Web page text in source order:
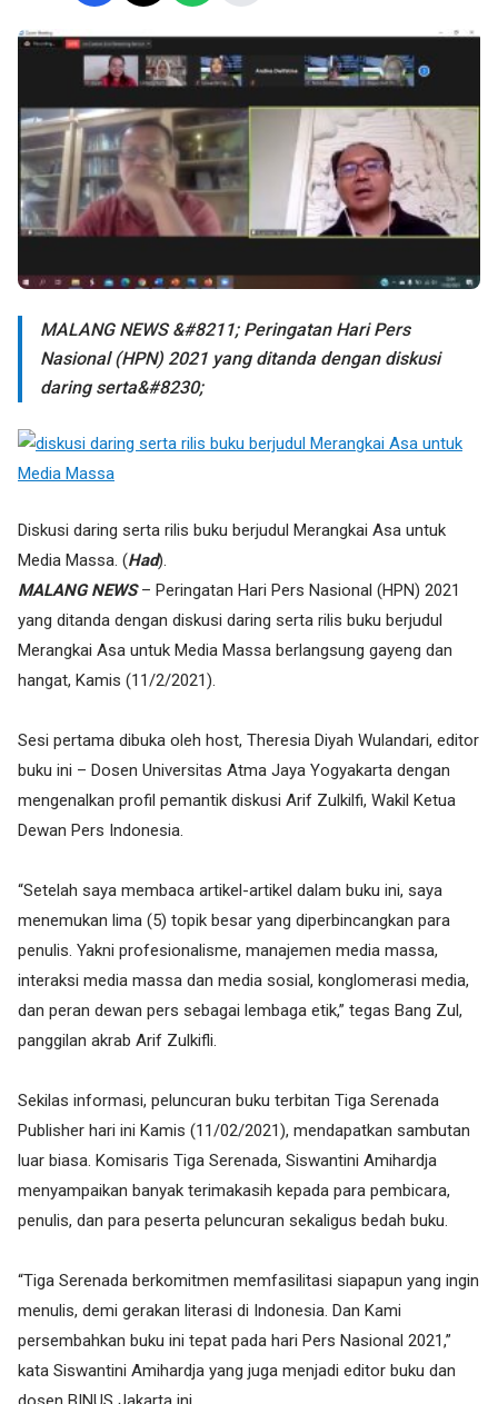
MALANG NEWS &#8211; Peringatan Hari Pers
Nasional (HPN) 2021 yang ditanda dengan diskusi
daring serta&#8230;
Diskusi daring serta rilis buku berjudul Merangkai Asa untuk
Media Massa. (Had).
MALANG NEWS– Peringatan Hari Pers Nasional (HPN) 2021
yang ditanda dengan diskusi daring serta rilis buku berjudul
Merangkai Asa untuk Media Massa berlangsung gayeng dan
hangat, Kamis (11/2/2021).
Sesi pertama dibuka oleh host, Theresia Diyah Wulandari, editor
buku ini – Dosen Universitas Atma Jaya Yogyakarta dengan
mengenalkan profil pemantik diskusi Arif Zulkilfi, Wakil Ketua
Dewan Pers Indonesia.
“Setelah saya membaca artikel-artikel dalam buku ini, saya
menemukan lima (5) topik besar yang diperbincangkan para
penulis. Yakni profesionalisme, manajemen media massa,
interaksi media massa dan media sosial, konglomerasi media,
dan peran dewan pers sebagai lembaga etik,” tegas Bang Zul,
panggilan akrab Arif Zulkifli.
Sekilas informasi, peluncuran buku terbitan Tiga Serenada
Publisher hari ini Kamis (11/02/2021), mendapatkan sambutan
luar biasa. Komisaris Tiga Serenada, Siswantini Amihardja
menyampaikan banyak terimakasih kepada para pembicara,
penulis, dan para peserta peluncuran sekaligus bedah buku.
“Tiga Serenada berkomitmen memfasilitasi siapapun yang ingin
menulis, demi gerakan literasi di Indonesia. Dan Kami
persembahkan buku ini tepat pada hari Pers Nasional 2021,”
kata Siswantini Amihardja yang juga menjadi editor buku dan